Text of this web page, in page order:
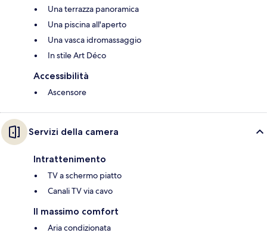
Una terrazza panoramica
Una piscina all'aperto
Una vasca idromassaggio
In stile Art Déco
Accessibilità
Ascensore
Servizi della camera
Intrattenimento
TV a schermo piatto
Canali TV via cavo
Il massimo comfort
Aria condizionata